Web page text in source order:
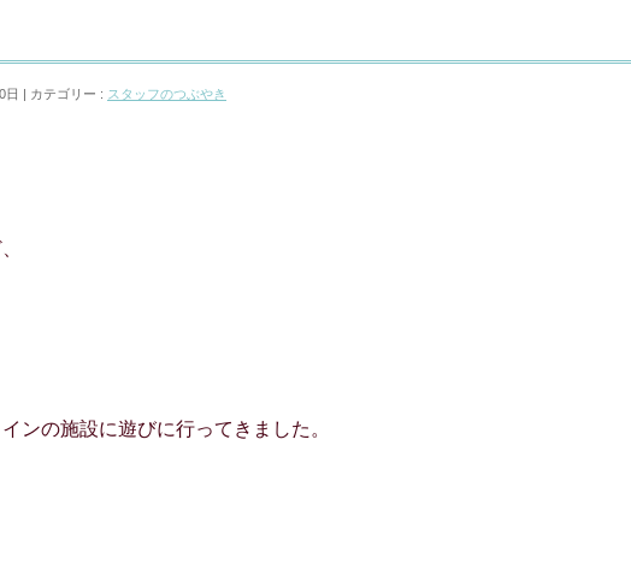
日 カテゴリー : スタッフのつぶやき
ンの施設に遊びに行ってきました。